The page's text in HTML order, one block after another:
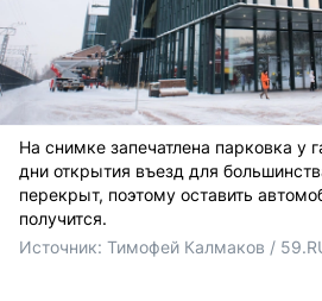
На снимке запечатлена парковка у
дни открытия въезд для
перекрыт, поэтому оставить
получится.
Источник: Тимофей Калмаков /